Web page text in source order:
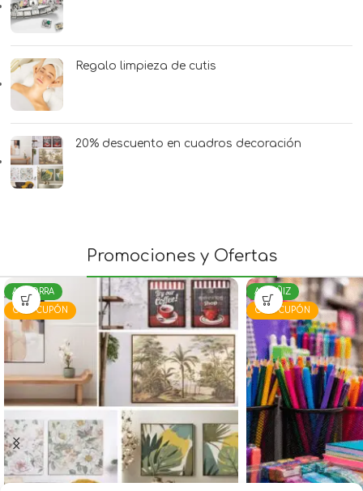
Regalo limpieza de cutis
20% descuento en cuadros decoración
Promociones y Ofertas
ANDORRA
CON CUPÓN
ALCAÑIZ
CON CUPÓN